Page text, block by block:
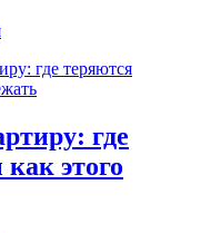
где
этого